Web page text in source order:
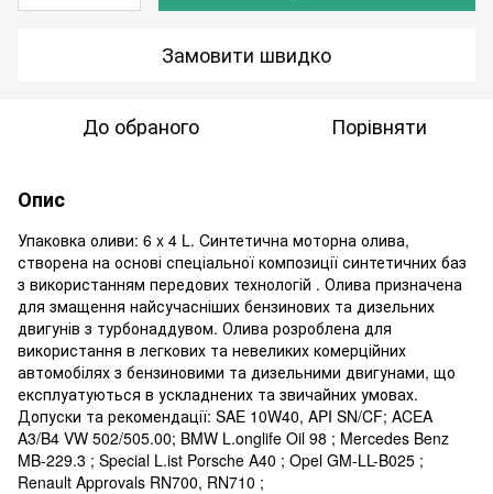
Замовити швидко
До обраного Порівняти
Опис
Упаковка оливи: 6 x 4 L. Cинтетична моторна олива,
створена на основі спеціальної композиції синтетичних баз
з використанням передових технологій . Олива призначена
для змащення найсучасніших бензинових та дизельних
двигунів з турбонаддувом. Олива розроблена для
використання в легкових та невеликих комерційних
автомобілях з бензиновими та дизельними двигунами, що
експлуатуються в ускладнених та звичайних умовах.
Допуски та рекомендації: SAE 10W40, API SN/CF; ACEA
A3/B4 VW 502/505.00; BMW L.onglife Oil 98 ; Mercedes Benz
MB-229.3 ; Special L.ist Porsche A40 ; Opel GM-LL-B025 ;
Renault Approvals RN700, RN710 ;